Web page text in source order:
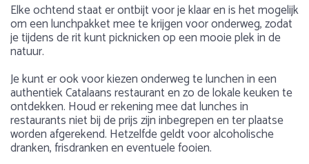
Elke ochtend staat er ontbijt voor je klaar en is het mogelijk
om een lunchpakket mee te krijgen voor onderweg, zodat
je tijdens de rit kunt picknicken op een mooie plek in de
natuur.
Je kunt er ook voor kiezen onderweg te lunchen in een
authentiek Catalaans restaurant en zo de lokale keuken te
ontdekken. Houd er rekening mee dat lunches in
restaurants niet bij de prijs zijn inbegrepen en ter plaatse
worden afgerekend. Hetzelfde geldt voor alcoholische
dranken, frisdranken en eventuele fooien.